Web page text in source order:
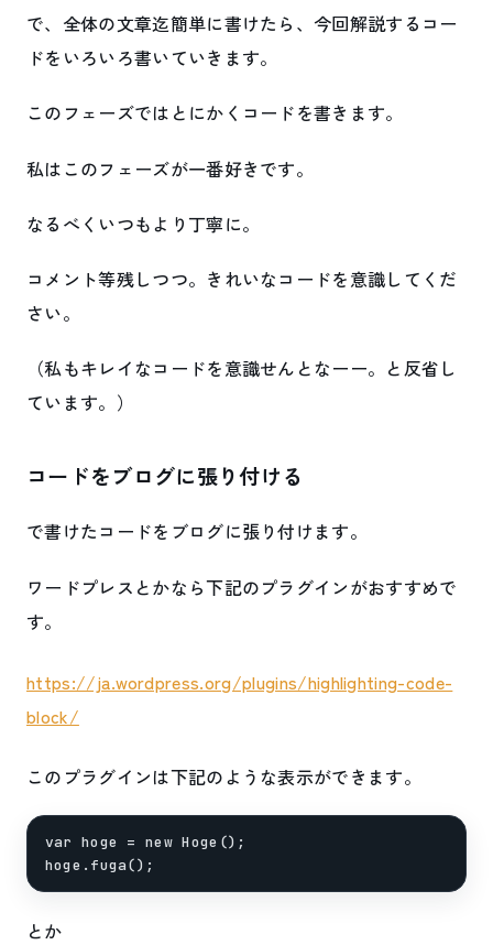
で、全体の文章迄簡単に書けたら、今回解説するコー
ドをいろいろ書いていきます。
このフェーズではとにかくコードを書きます。
私はこのフェーズが一番好きです。
なるべくいつもより丁寧に。
コメント等残しつつ。きれいなコードを意識してくだ
さい。
（私もキレイなコードを意識せんとなーー。と反省し
ています。）
コードをブログに張り付ける
で書けたコードをブログに張り付けます。
ワードプレスとかなら下記のプラグインがおすすめで
す。
https://ja.wordpress.org/plugins/highlighting-code-
block/
このプラグインは下記のような表示ができます。
var hoge = new Hoge();
hoge.fuga();
とか